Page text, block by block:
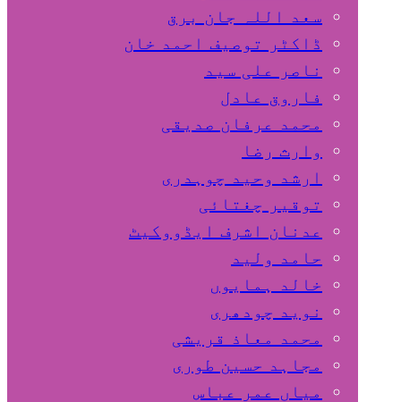
سعد اللہ جان برق
ڈاکٹر توصیف احمد خان
ناصر علی سید
فاروق عادل
محمد عرفان صدیقی
وارث رضا
ارشد وحید چوہدری
توقیر چغتائی
عدنان اشرف ایڈووکیٹ
حامد ولید
خالد ہمایوں
نوید چودھری
محمد معاذ قریشی
مجاہد حسین طوری
میاں عمر عباس